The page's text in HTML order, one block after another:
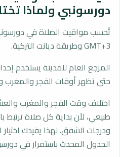
دورسونبي ولماذا
تُحسب مواقيت الصلاة في
GMT+3 وطريقة ديانت التركية.
حتى تظهر أوقات الفجر والمغرب
اختلاف وقت الفجر والمغرب
طبيعي، لأن بداية كل صلاة ترتبط
ودرجات الشفق. لهذا يفيدك
الجدول المحدث باستمرار في